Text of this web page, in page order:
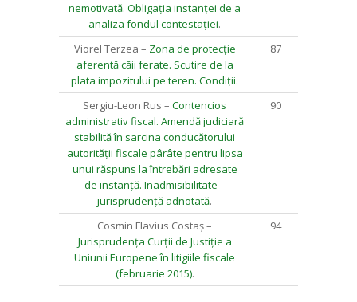
nemotivată. Obligația instanței de a
analiza fondul contestației.
Viorel Terzea – Zona de protecție
aferentă căii ferate. Scutire de la
plata impozitului pe teren. Condiții.
87
Sergiu-Leon Rus – Contencios
administrativ fiscal. Amendă judiciară
stabilită în sarcina conducătorului
autorității fiscale pârâte pentru lipsa
unui răspuns la întrebări adresate
de instanță. Inadmisibilitate –
jurisprudență adnotată.
90
Cosmin Flavius Costaș –
Jurisprudența Curții de Justiție a
Uniunii Europene în litigiile fiscale
(februarie 2015).
94